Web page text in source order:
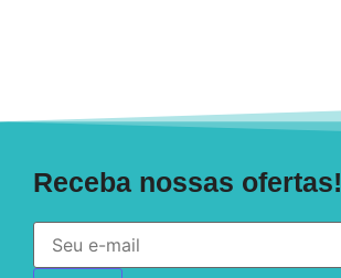
Receba nossas ofertas!